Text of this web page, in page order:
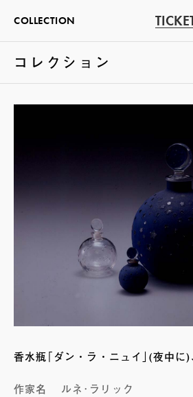
COLLECTION
コレクション
展示室1
香水瓶｢ダン・ラ・ニュイ｣(夜中に
作家名
ルネ･ラリック